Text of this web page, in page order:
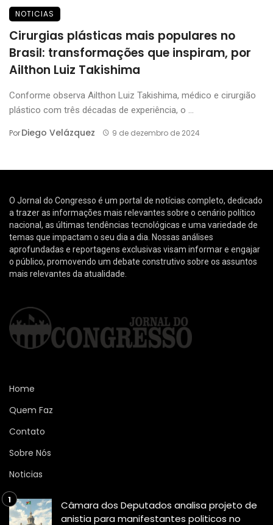
NOTICIAS
Cirurgias plásticas mais populares no
Brasil: transformações que inspiram, por
Ailthon Luiz Takishima
Conforme observa Ailthon Luiz Takishima, médico e cirurgião
plástico com três décadas de experiência, o ...
PorDiego Velázquez 9 de dezembro de 2024
O Jornal do Congresso é um portal de notícias completo, dedicado
a trazer as informações mais relevantes sobre o cenário político
nacional, as últimas tendências tecnológicas e uma variedade de
temas que impactam o seu dia a dia. Nossas análises
aprofundadas e reportagens exclusivas visam informar e engajar
o público, promovendo um debate construtivo sobre os assuntos
mais relevantes da atualidade.
Home
Quem Faz
Contato
Sobre Nós
Noticias
Câmara dos Deputados analisa projeto de
anistia para manifestantes politicos no